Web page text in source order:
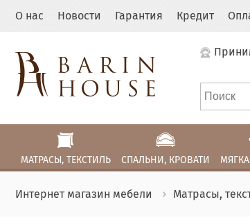
О нас Новости Гарантия Кредит
МАТРАСЫ, ТЕКСТИЛЬ СПАЛЬНИ, КРОВАТИ
Интернет магазин мебели Матрасы,